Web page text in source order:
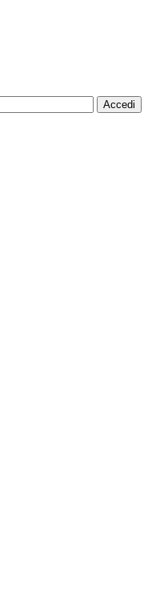
Accedi